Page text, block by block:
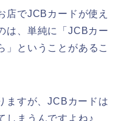
店でJCBカードが使え
は、単純に「JCBカー
」ということがあるこ
ますが、JCBカードは
しまうんですよね♪